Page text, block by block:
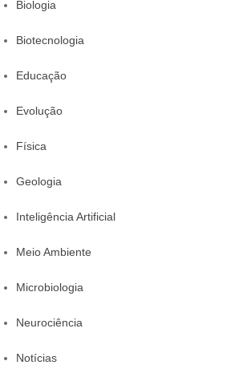
Biologia
Biotecnologia
Educação
Evolução
Física
Geologia
Inteligência Artificial
Meio Ambiente
Microbiologia
Neurociência
Notícias